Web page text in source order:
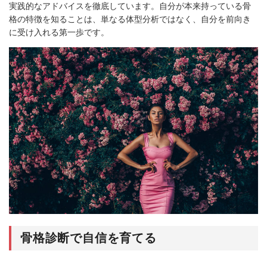
実践的なアドバイスを徹底しています。自分が本来持っている骨
格の特徴を知ることは、単なる体型分析ではなく、自分を前向き
に受け入れる第一歩です。
骨格診断で自信を育てる